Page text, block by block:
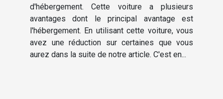
d'hébergement. Cette voiture a plusieurs
avantages dont le principal avantage est
l'hébergement. En utilisant cette voiture, vous
avez une réduction sur certaines que vous
aurez dans la suite de notre article. C'est en...